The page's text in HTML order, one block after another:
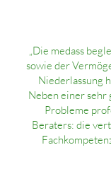
„Die medass
sowie der
Niederlassung
Neben einer sehr
Probleme
Beraters: die